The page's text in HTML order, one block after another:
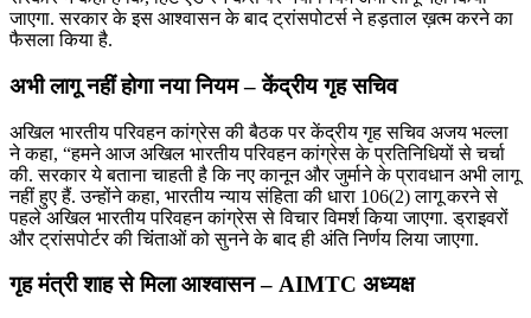
जाएगा. सरकार के इस आश्वासन के बाद ट्रांसपोटर्स ने हड़ताल ख़त्म करने का
फैसला किया है.
अभी लागू नहीं होगा नया नियम – केंद्रीय गृह सचिव
अखिल भारतीय परिवहन कांग्रेस की बैठक पर केंद्रीय गृह सचिव अजय भल्ला
ने कहा, “हमने आज अखिल भारतीय परिवहन कांग्रेस के प्रतिनिधियों से चर्चा
की. सरकार ये बताना चाहती है कि नए कानून और जुर्माने के प्रावधान अभी लागू
नहीं हुए हैं. उन्होंने कहा, भारतीय न्याय संहिता की धारा 106(2) लागू करने से
पहले अखिल भारतीय परिवहन कांग्रेस से विचार विमर्श किया जाएगा. ड्राइवरों
और ट्रांसपोर्टर की चिंंताओं को सुनने के बाद ही अंति निर्णय लिया जाएगा.
गृह मंत्री शाह से मिला आश्वासन– AIMTC अध्यक्ष